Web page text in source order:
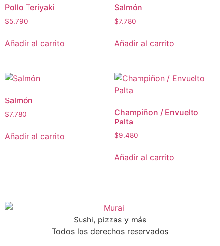
Pollo Teriyaki
$5.790
Añadir al carrito
Salmón
$7.780
Añadir al carrito
Salmón
$7.780
Añadir al carrito
Champiñon / Envuelto
Palta
$9.480
Añadir al carrito
Sushi, pizzas y más
Todos los derechos reservados